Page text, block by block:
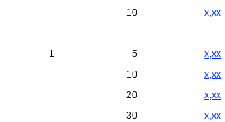
10
x,xx
1 5
x,xx
10
x,xx
20
x,xx
30
x,xx